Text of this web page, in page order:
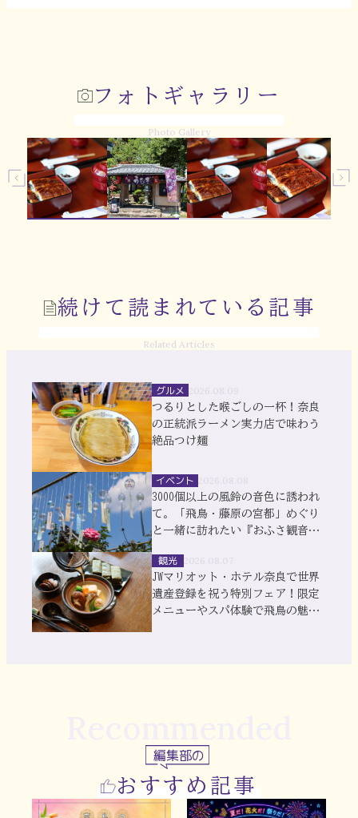
フォトギャラリー
Photo Gallery
続けて読まれている記事
Related Articles
グルメ
つるりとした喉ごしの一杯！奈良
の正統派ラーメン実力店で味わう
絶品つけ麺
イベント
3000個以上の風鈴の音色に誘われ
て。「飛鳥・藤原の宮都」めぐり
と一緒に訪れたい『おふさ観音』
観光
JWマリオット・ホテル奈良で世界
遺産登録を祝う特別フェア！限定
メニューやスパ体験で飛鳥の魅力
編集部の
おすすめ記事